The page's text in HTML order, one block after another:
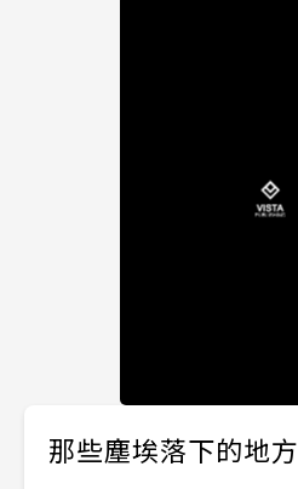
那些塵埃落下的地方